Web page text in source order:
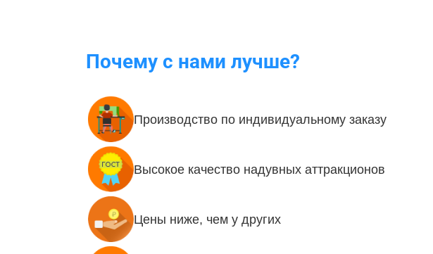
Почему с нами лучше?
Производство по индивидуальному заказу
Высокое качество надувных аттракционов
Цены ниже, чем у других